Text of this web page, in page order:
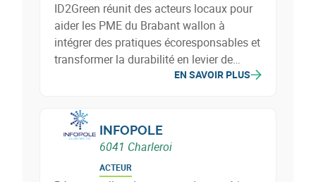
ID2Green réunit des acteurs locaux pour
aider les PME du Brabant wallon à
intégrer des pratiques écoresponsables et
transformer la durabilité en levier de
croissance. Animations thématiques,
des ressources permettent aux
entreprises de définir et de mettre en
œuvre des stratégies durables.
EN SAVOIR PLUS
INFOPOLE
6041 Charleroi
ACTEUR